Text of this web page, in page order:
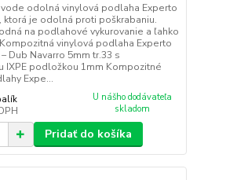
odolná vinylová podlaha Experto
ktorá je odolná proti poškrabaniu.
na podlahové vykurovanie a ľahko
vinylová podlaha Experto
– Dub Navarro 5mm tr.33 s
IXPE podložkou 1mm Kompozitné
Expe...
U nášho dodávateľa
skladom
Pridať do košíka